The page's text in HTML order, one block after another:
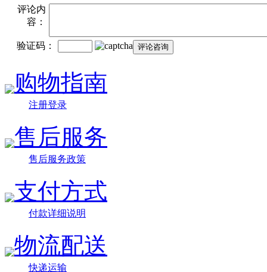
评论内
容：
验证码：
购物指南
注册登录
售后服务
售后服务政策
支付方式
付款详细说明
物流配送
快递运输